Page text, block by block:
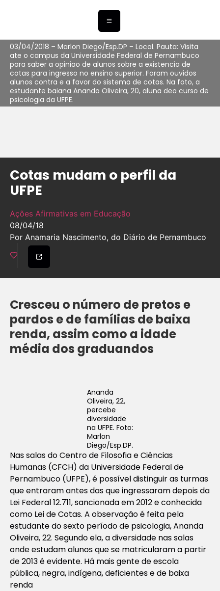
03/04/2018 – Marlon Diego/Esp.DP – Local. Pauta: Visita
ate o campus da Universidade Federal de Pernambuco
para saber a opiniao de alunos sobre a existencia de
cotas para ingresso no ensino superior. Foram ouvidos
alunos contra e a favor do sistema de cotas. Na foto, a
estudante baiana Ananda Oliveira, 20, aluna deo curso de
psicologia da UFPE.
Cotas mudam o perfil da
UFPE
Ações Afirmativas em Educação
08/04/18
Por Anamaria Nascimento, do Diário de Pernambuco
Cresceu o número de pretos e
pardos e de famílias de baixa
renda, assim como a idade
média dos graduandos
Ananda
Oliveira, 22,
percebe
diversidade
na UFPE. Foto:
Marlon
Diego/Esp.DP.
Nas salas do Centro de Filosofia e Ciências
Humanas (CFCH) da Universidade Federal de
Pernambuco (UFPE), é possível distinguir as turmas
que entraram antes das que ingressaram depois da
Lei Federal 12.711, sancionada em 2012 e conhecida
como Lei de Cotas. A observação é feita pela
estudante do sexto período de psicologia, Ananda
Oliveira, 22. Segundo ela, a diversidade nas salas
onde estudam alunos que se matricularam a partir
de 2013 é evidente. Há mais gente de escola
pública, negra, indígena, deficientes e de baixa
renda